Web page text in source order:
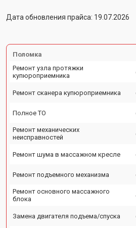
Дата обновления прайса: 19.07.2026
Поломка
Ремонт узла протяжки
купюроприемника
Ремонт сканера купюроприемника
Полное ТО
Ремонт механических
неисправностей
Ремонт шума в массажном кресле
Ремонт подъемного механизма
Ремонт основного массажного
блока
Замена двигателя подъема/спуска